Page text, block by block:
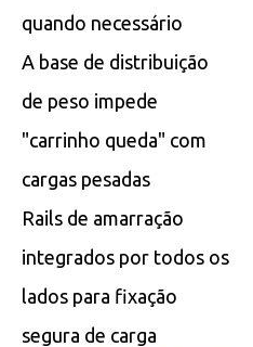
quando necessário
A base de distribuição
de peso impede
"carrinho queda" com
cargas pesadas
Rails de amarração
integrados por todos os
lados para fixação
segura de carga